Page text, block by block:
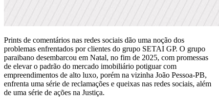
Prints de comentários nas redes sociais dão uma noção dos
problemas enfrentados por clientes do grupo SETAI GP. O grupo
paraibano desembarcou em Natal, no fim de 2025, com promessas
de elevar o padrão do mercado imobiliário potiguar com
empreendimentos de alto luxo, porém na vizinha João Pessoa-PB,
enfrenta uma série de reclamações e queixas nas redes sociais, além
de uma série de ações na Justiça.